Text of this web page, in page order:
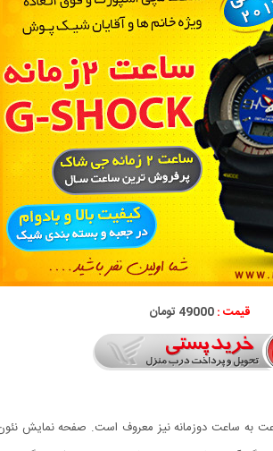
قیمت :49000 تومان
ساعت دوزمانه نیز معروف است. صفحه نمایش